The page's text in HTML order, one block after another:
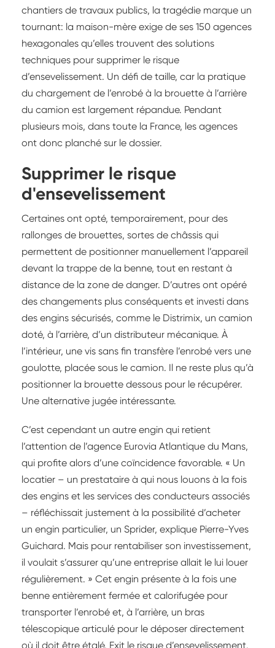
chantiers de travaux publics, la tragédie marque un
tournant: la maison-mère exige de ses 150 agences
hexagonales qu’elles trouvent des solutions
techniques pour supprimer le risque
d’ensevelissement. Un défi de taille, car la pratique
du chargement de l’enrobé à la brouette à l’arrière
du camion est largement répandue. Pendant
plusieurs mois, dans toute la France, les agences
ont donc planché sur le dossier.
Supprimer le risque
d'ensevelissement
Certaines ont opté, temporairement, pour des
rallonges de brouettes, sortes de châssis qui
permettent de positionner manuellement l’appareil
devant la trappe de la benne, tout en restant à
distance de la zone de danger. D’autres ont opéré
des changements plus conséquents et investi dans
des engins sécurisés, comme le Distrimix, un camion
doté, à l’arrière, d’un distributeur mécanique. À
l’intérieur, une vis sans fin transfère l’enrobé vers une
goulotte, placée sous le camion. Il ne reste plus qu’à
positionner la brouette dessous pour le récupérer.
Une alternative jugée intéressante.
C’est cependant un autre engin qui retient
l’attention de l’agence Eurovia Atlantique du Mans,
qui profite alors d’une coïncidence favorable. « Un
locatier – un prestataire à qui nous louons à la fois
des engins et les services des conducteurs associés
– réfléchissait justement à la possibilité d’acheter
un engin particulier, un Sprider, explique Pierre-Yves
Guichard. Mais pour rentabiliser son investissement,
il voulait s’assurer qu’une entreprise allait le lui louer
régulièrement. » Cet engin présente à la fois une
benne entièrement fermée et calorifugée pour
transporter l’enrobé et, à l’arrière, un bras
télescopique articulé pour le déposer directement
où il doit être étalé. Exit le risque d’ensevelissement.